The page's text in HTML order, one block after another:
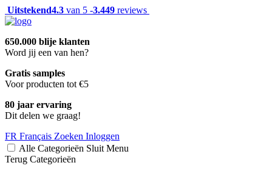
Uitstekend4.3 van 5 -3.449 reviews
650.000 blije klanten
Word jij een van hen?
Gratis samples
Voor producten tot €5
80 jaar ervaring
Dit delen we graag!
FR Français Zoeken Inloggen
Alle Categorieën Sluit Menu
Terug Categorieën